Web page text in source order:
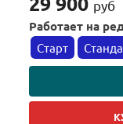
руб
Работает на
Старт